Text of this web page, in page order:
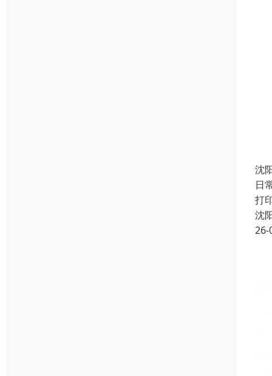
沈
日
打
沈
26-